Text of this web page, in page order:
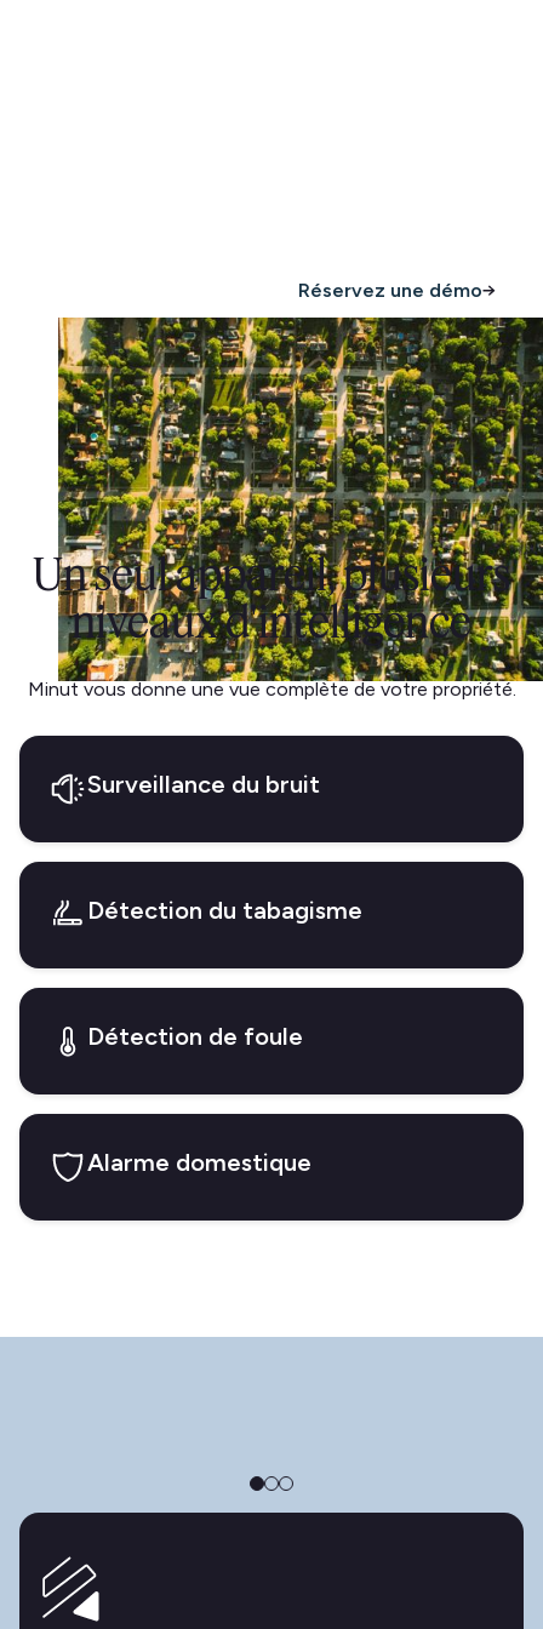
Réservez une démo
Un seul appareil, plusieurs
niveaux d'intelligence
Minut vous donne une vue complète de votre propriété.
Surveillance du bruit
Détection du tabagisme
Détection de foule
Alarme domestique